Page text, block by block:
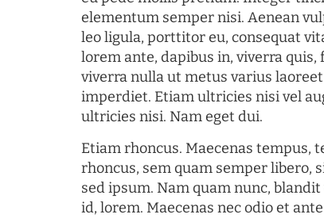
elementum semper nisi. Aenean
leo ligula, porttitor eu, consequat
lorem ante, dapibus in, viverra quis,
viverra nulla ut metus varius
imperdiet. Etiam ultricies nisi vel
ultricies nisi. Nam eget dui.
Etiam rhoncus. Maecenas tempus,
rhoncus, sem quam semper libero,
sed ipsum. Nam quam nunc,
id, lorem. Maecenas nec odio et